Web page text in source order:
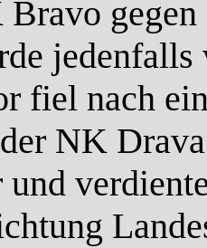
jedenfalls
fiel nach
NK